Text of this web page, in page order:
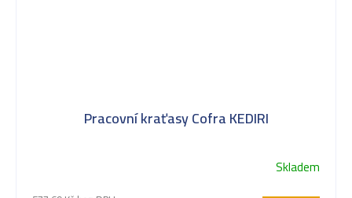
Pracovní kraťasy Cofra KEDIRI
hodnocení
Skladem